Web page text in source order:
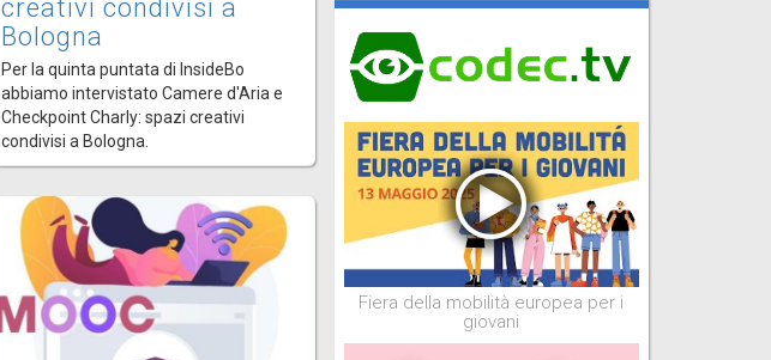
creativi condivisi a
Bologna
Per la quinta puntata di InsideBo
abbiamo intervistato Camere d'Aria e
Checkpoint Charly: spazi creativi
condivisi a Bologna.
Fiera della mobilità europea per i
giovani